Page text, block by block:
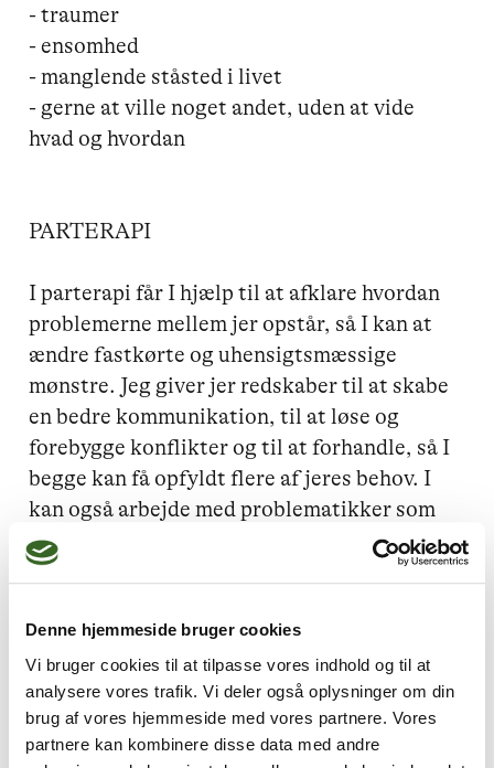
Denne hjemmeside bruger cookies
Vi bruger cookies til at tilpasse vores indhold og til at
analysere vores trafik. Vi deler også oplysninger om din
brug af vores hjemmeside med vores partnere. Vores
partnere kan kombinere disse data med andre
- traumer
- ensomhed
- manglende ståsted i livet
- gerne at ville noget andet, uden at vide
hvad og hvordan
PARTERAPI
I parterapi får I hjælp til at afklare hvordan
problemerne mellem jer opstår, så I kan at
ændre fastkørte og uhensigtsmæssige
mønstre. Jeg giver jer redskaber til at skabe
en bedre kommunikation, til at løse og
forebygge konflikter og til at forhandle, så I
begge kan få opfyldt flere af jeres behov. I
kan også arbejde med problematikker som
utroskab og jalousi.
SAMTALEGRUPPER
Du kan også arbejde med dine problemer
eller din udvikling generelt i en af mine
samtalegrupper med 3-5 deltagere. Her får